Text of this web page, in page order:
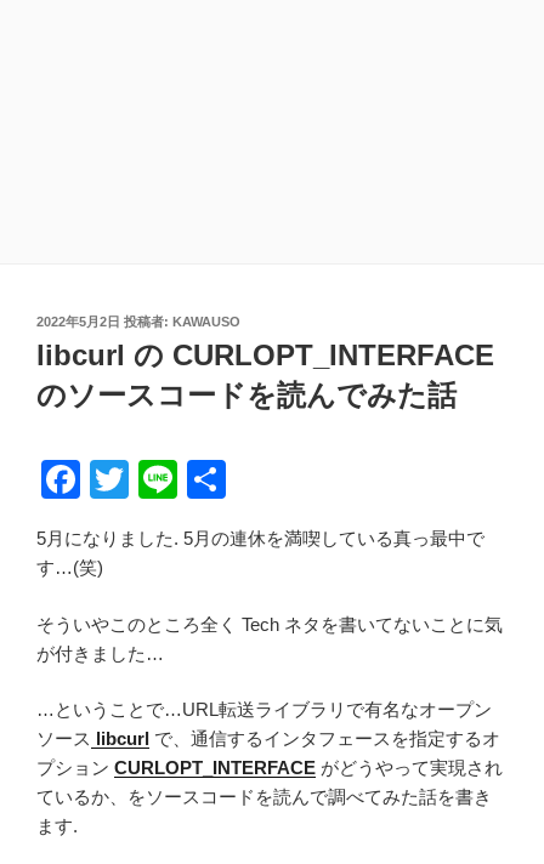
投
稿
日:
2022年5月2日 投稿者: KAWAUSO
libcurl の CURLOPT_INTERFACE
のソースコードを読んでみた話
F
c
b
o
o
k
T
tt
Li
n
e
有
5月になりました. 5月の連休を満喫している真っ最中で
す…(笑)
そういやこのところ全く Tech ネタを書いてないことに気
が付きました…
…ということで…URL転送ライブラリで有名なオープン
ソース libcurl で、通信するインタフェースを指定するオ
プション CURLOPT_INTERFACE がどうやって実現され
ているか、をソースコードを読んで調べてみた話を書き
ます.